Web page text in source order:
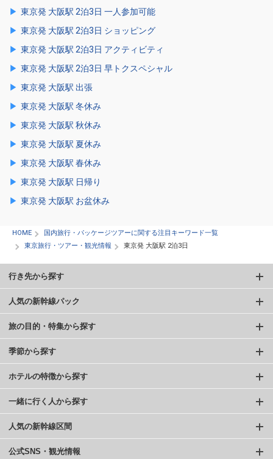
東京発 大阪駅 2泊3日 一人参加可能
東京発 大阪駅 2泊3日 ショッピング
東京発 大阪駅 2泊3日 アクティビティ
東京発 大阪駅 2泊3日 早トクスペシャル
東京発 大阪駅 出張
東京発 大阪駅 冬休み
東京発 大阪駅 秋休み
東京発 大阪駅 夏休み
東京発 大阪駅 春休み
東京発 大阪駅 日帰り
東京発 大阪駅 お盆休み
HOME
国内旅行・パッケージツアーに関する注目キーワード一覧
東京旅行・ツアー・観光情報
東京発 大阪駅 2泊3日
行き先から探す
人気の新幹線パック
旅の目的・特集から探す
季節から探す
ホテルの特徴から探す
一緒に行く人から探す
人気の新幹線区間
公式SNS・観光情報